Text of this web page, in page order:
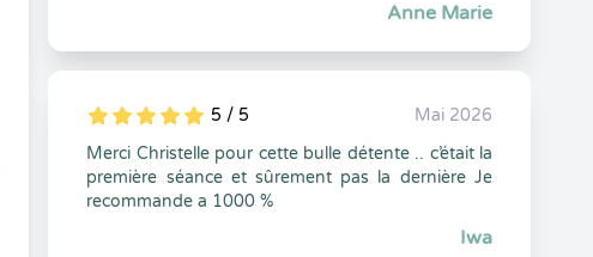
Anne Marie
5
1
5
0 5 / 5
Mai 2026
Merci Christelle pour cette bulle détente .. c’était la
première séance et sûrement pas la dernière Je
recommande a 1000 %
Iwa